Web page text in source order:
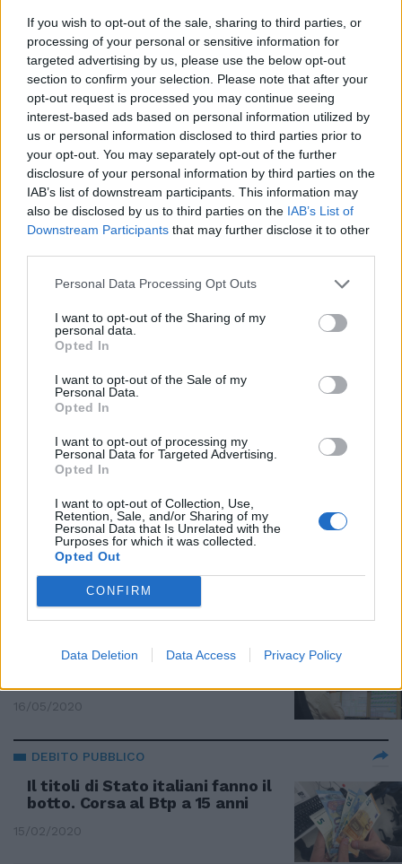
If you wish to opt-out of the sale, sharing to third parties, or
processing of your personal or sensitive information for
targeted advertising by us, please use the below opt-out
section to confirm your selection. Please note that after your
opt-out request is processed you may continue seeing
interest-based ads based on personal information utilized by
us or personal information disclosed to third parties prior to
your opt-out. You may separately opt-out of the further
disclosure of your personal information by third parties on the
IAB’s list of downstream participants. This information may
also be disclosed by us to third parties on the IAB’s List of
Downstream Participants that may further disclose it to other
Personal Data Processing Opt Outs
I want to opt-out of the Sharing of my
personal data.
Opted In
I want to opt-out of the Sale of my
Personal Data.
Opted In
I want to opt-out of processing my
Personal Data for Targeted Advertising.
Opted In
I want to opt-out of Collection, Use,
Retention, Sale, and/or Sharing of my
Personal Data that Is Unrelated with the
Purposes for which it was collected.
Opted Out
CONFIRM
Data Deletion Data Access Privacy Policy
non si fidano più di Conte e
Gualtieri
13/11/2020
INVESTIMENTI E RISPARMIO
Un premio fino al 3% per chi
compra il nuovo Btp Futura
19/06/2020
NON CI SONO PIÙ SCUSE
RISPARMIO
I Btp Italia partono col botto
19/05/2020
PER FINANZIARE L'EMERGENZA
razzo. Salvini: "È la prova che il
Mes non serve, fiducia agli
italiani"
18/05/2020
Corsa ai titoli di Stato. Non li
vuole nessuno, ma li comprano
16/05/2020
DEBITO PUBBLICO
Il titoli di Stato italiani fanno il
botto. Corsa al Btp a 15 anni
15/02/2020